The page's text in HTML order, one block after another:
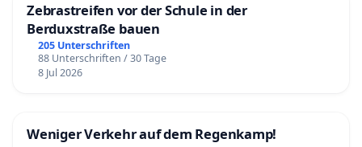
Zebrastreifen vor der Schule in der
Berduxstraße bauen
205 Unterschriften
88 Unterschriften / 30 Tage
8 Jul 2026
Weniger Verkehr auf dem Regenkamp!